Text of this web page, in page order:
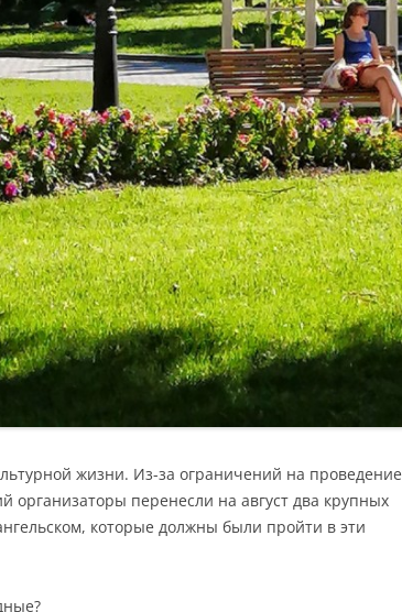
жизни. Из-за ограничений на проведение
организаторы перенесли на август два крупных
которые должны были пройти в эти